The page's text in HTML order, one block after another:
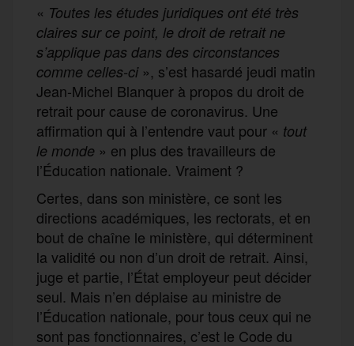
« Toutes les études juridiques ont été très
claires sur ce point, le droit de retrait ne
s’applique pas dans des circonstances
comme celles-ci», s’est hasardé jeudi matin
Jean-Michel Blanquer à propos du droit de
retrait pour cause de coronavirus. Une
affirmation qui à l’entendre vaut pour « tout
le monde » en plus des travailleurs de
l’Éducation nationale. Vraiment ?
Certes, dans son ministère, ce sont les
directions académiques, les rectorats, et en
bout de chaîne le ministère, qui déterminent
la validité ou non d’un droit de retrait. Ainsi,
juge et partie, l’État employeur peut décider
seul. Mais n’en déplaise au ministre de
l’Éducation nationale, pour tous ceux qui ne
sont pas fonctionnaires, c’est le Code du